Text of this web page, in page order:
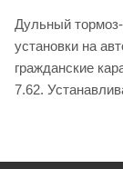
Дульный
установки на
гражданские
7.62.